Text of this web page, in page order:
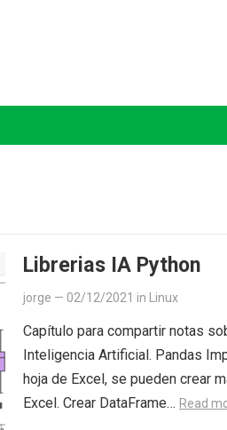
Librerias IA Python
jorge — 02/12/2021 in Linux
Capítulo para compartir notas
Inteligencia Artificial. Pandas
hoja de Excel, se pueden crear
Excel. Crear DataFrame… Read